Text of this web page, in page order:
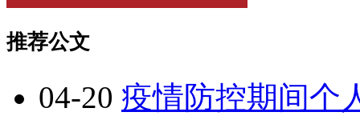
推荐公文
04-20 疫情防控期间个